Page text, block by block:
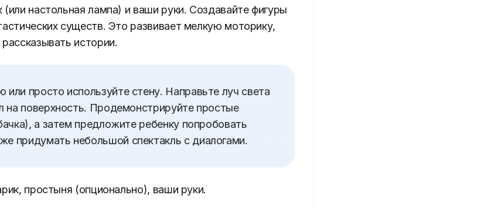
настольная лампа) и ваши руки. Создавайте фигуры
существ. Это развивает мелкую моторику,
истории.
или просто используйте стену. Направьте луч света
на поверхность. Продемонстрируйте простые
а затем предложите ребенку попробовать
придумать небольшой спектакль с диалогами.
простыня (опционально), ваши руки.